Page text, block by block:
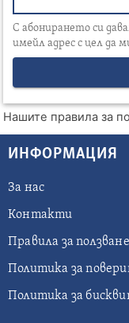
С абонирането си
имейл адрес с цел да
Нашите правила за
ИНФОРМАЦИЯ
За нас
Контакти
Правила за ползване
Политика за
Политика за